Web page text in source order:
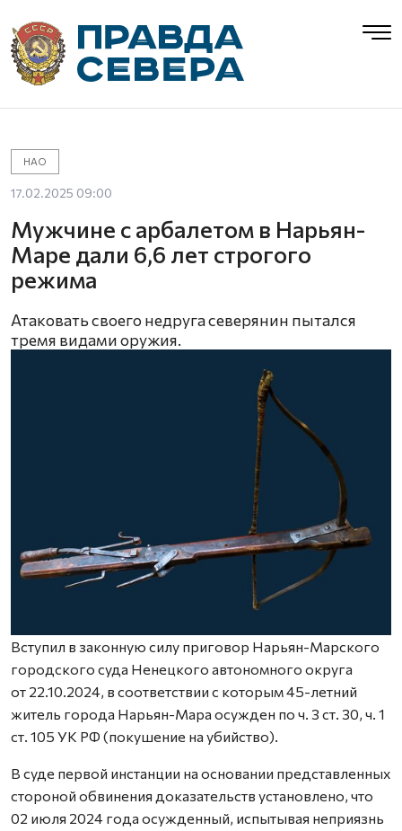
НАО
17.02.2025 09:00
Мужчине с арбалетом в Нарьян-
Маре дали 6,6 лет строгого
режима
Атаковать своего недруга северянин пытался
тремя видами оружия.
Вступил в законную силу приговор Нарьян-Марского
городского суда Ненецкого автономного округа
от 22.10.2024, в соответствии с которым 45-летний
житель города Нарьян-Мара осужден по ч. 3 ст. 30, ч. 1
ст. 105 УК РФ (покушение на убийство).
В суде первой инстанции на основании представленных
стороной обвинения доказательств установлено, что
02 июля 2024 года осужденный, испытывая неприязнь